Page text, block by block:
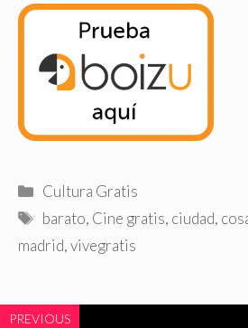
Categorías
Cultura Gratis
Etiquetas
barato, Cine gratis, ciudad,
madrid,vivegratis
PREVIOUS